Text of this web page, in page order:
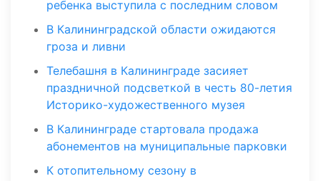
ребенка выступила с последним словом
В Калининградской области ожидаются
гроза и ливни
Телебашня в Калининграде засияет
праздничной подсветкой в честь 80-летия
Историко-художественного музея
В Калининграде стартовала продажа
абонементов на муниципальные парковки
К отопительному сезону в